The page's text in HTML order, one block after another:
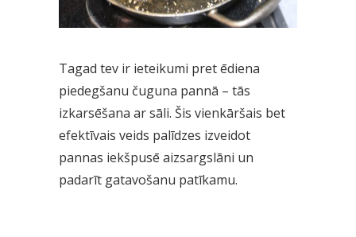
Tagad tev ir ieteikumi pret ēdiena
piedegšanu čuguna pannā – tās
izkarsēšana ar sāli. Šis vienkāršais bet
efektīvais veids palīdzes izveidot
pannas iekšpusē aizsargslāni un
padarīt gatavošanu patīkamu.